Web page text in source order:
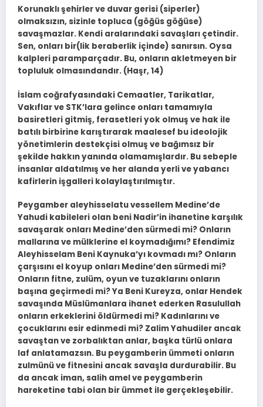
Korunaklı şehirler ve duvar gerisi (siperler)
olmaksızın, sizinle topluca (göğüs göğüse)
savaşmazlar. Kendi aralarındaki savaşları çetindir.
Sen, onları bir(lik beraberlik içinde) sanırsın. Oysa
kalpleri paramparçadır. Bu, onların akletmeyen bir
topluluk olmasındandır. (Haşr, 14)
İslam coğrafyasındaki Cemaatler, Tarikatlar,
Vakıflar ve STK’lara gelince onları tamamıyla
basiretleri gitmiş, ferasetleri yok olmuş ve hak ile
batılı birbirine karıştırarak maalesef bu ideolojik
yönetimlerin destekçisi olmuş ve bağımsız bir
şekilde hakkın yanında olamamışlardır. Bu sebeple
insanlar aldatılmış ve her alanda yerli ve yabancı
kafirlerin işgalleri kolaylaştırılmıştır.
Peygamber aleyhisselatu vessellem Medine’de
Yahudi kabileleri olan beni Nadir’in ihanetine karşılık
savaşarak onları Medine’den sürmedi mi? Onların
mallarına ve mülklerine el koymadığımı? Efendimiz
Aleyhisselam Beni Kaynuka’yı kovmadı mı? Onların
çarşısını el koyup onları Medine’den sürmedi mi?
Onların fitne, zulüm, oyun ve tuzaklarını onların
başına geçirmedi mi? Ya Beni Kureyza, onlar Hendek
savaşında Müslümanlara ihanet ederken Rasulullah
onların erkeklerini öldürmedi mi? Kadınlarını ve
çocuklarını esir edinmedi mi? Zalim Yahudiler ancak
savaştan ve zorbalıktan anlar, başka türlü onlara
laf anlatamazsın. Bu peygamberin ümmeti onların
zulmünü ve fitnesini ancak savaşla durdurabilir. Bu
da ancak iman, salih amel ve peygamberin
hareketine tabi olan bir ümmet ile gerçekleşebilir.